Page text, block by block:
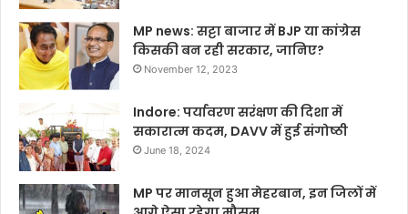
MP news: सट्टा बाजार में BJP या कांग्रेस
किसकी बन रही सरकार, जानिए?
November 12, 2023
Indore: पर्यावरण सरंक्षण की दिशा में
सकारात्म कदम, DAVV में हुई संगोष्ठी
June 18, 2024
MP पर मानसून हुआ मेहरबान, इन जिलों में